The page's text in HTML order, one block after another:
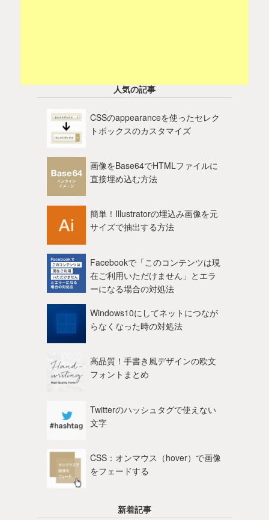
人気の記事
CSSのappearanceを使ったセレク
トボックスのカスタマイズ
画像をBase64でHTMLファイルに
直接埋め込む方法
簡単！Illustratorの埋込み画像を元
サイズで抽出する方法
Facebookで「このコンテンツは現
在ご利用いただけません」とエラ
ーになる場合の対処法
Windows10にしてネットにつなが
らなくなった時の対処法
高品質！手書き風デザインの欧文
フォントまとめ
Twitterのハッシュタグで使えない
文字
CSS：オンマウス（hover）で画像
をフェードする
新着記事